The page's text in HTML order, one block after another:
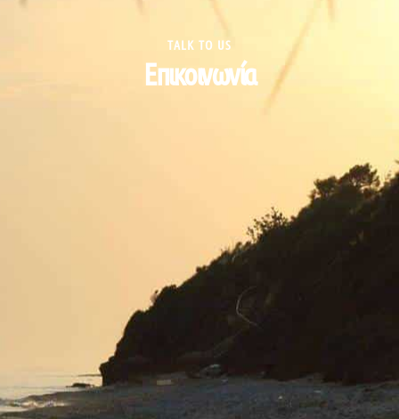
TALK TO US
Eπικοινωνία